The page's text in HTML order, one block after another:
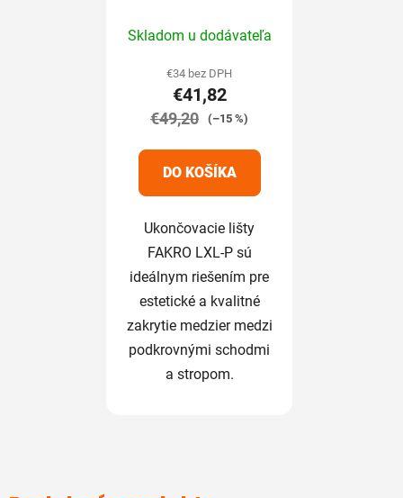
hodnotenie
produktu
je
5,0
5
hviezdičiek.
Skladom u dodávateľa
€34 bez DPH
€41,82
€49,20 (–15 %)
DO KOŠÍKA
Ukončovacie lišty
FAKRO LXL-P sú
ideálnym riešením pre
estetické a kvalitné
zakrytie medzier medzi
podkrovnými schodmi
a stropom.